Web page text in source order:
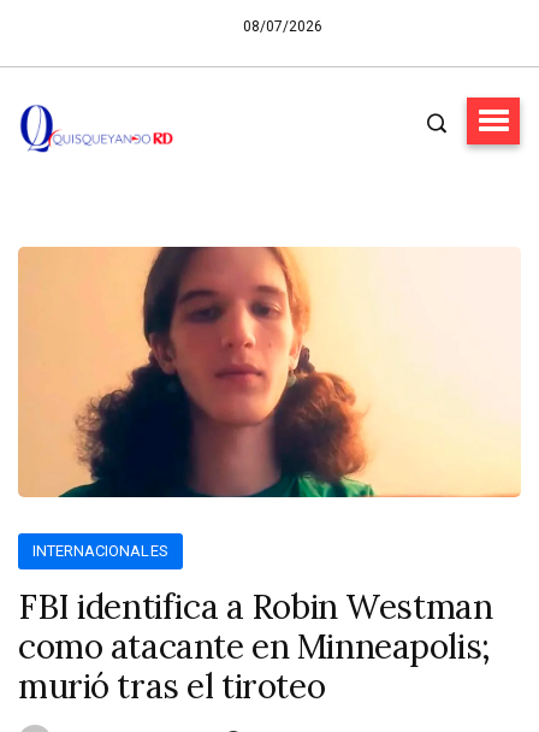
08/07/2026
INTERNACIONALES
FBI identifica a Robin Westman
como atacante en Minneapolis;
murió tras el tiroteo